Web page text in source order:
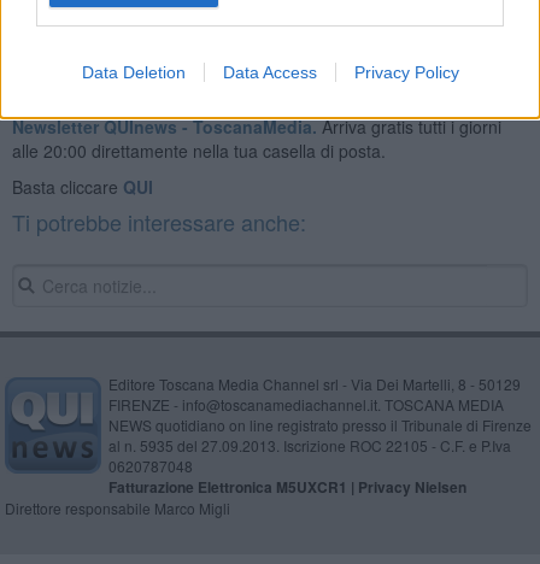
Data Deletion Data Access Privacy Policy
Newsletter QUInews - ToscanaMedia.Arriva gratis tutti i giorni
alle 20:00 direttamente nella tua casella di posta.
Basta cliccare QUI
Ti potrebbe interessare anche:
Editore Toscana Media Channel srl - Via Dei Martelli, 8 - 50129
FIRENZE - info@toscanamediachannel.it. TOSCANA MEDIA
NEWS quotidiano on line registrato presso il Tribunale di Firenze
al n. 5935 del 27.09.2013. Iscrizione ROC 22105 - C.F. e P.Iva
0620787048
Fatturazione Elettronica M5UXCR1 | Privacy Nielsen
Direttore responsabile Marco Migli